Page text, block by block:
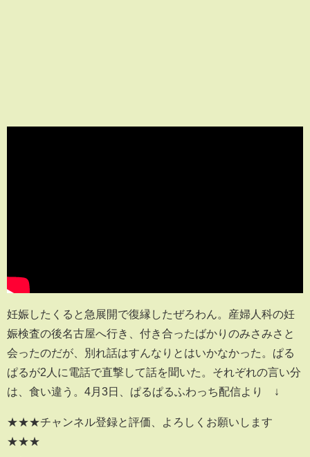
妊娠したくると急展開で復縁したぜろわん。産婦人科の妊
娠検査の後名古屋へ行き、付き合ったばかりのみさみさと
会ったのだが、別れ話はすんなりとはいかなかった。ぱる
ぱるが2人に電話で直撃して話を聞いた。それぞれの言い分
は、食い違う。4月3日、ぱるぱるふわっち配信より ↓
★★★チャンネル登録と評価、よろしくお願いします
★★★